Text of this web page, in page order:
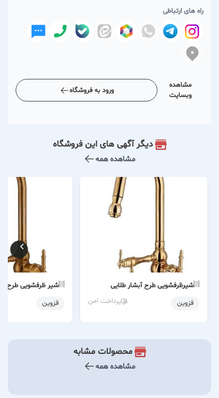
راه های ارتباطی
مشاهده
وبسایت
ورود به فروشگاه
دیگر آگهی های این فروشگاه
مشاهده همه
شیرظرفشویی طرح آبشار طلایی
قزوین
پرداخت امن
شیر ظرفشویی طرح
قزوین
محصولات مشابه
مشاهده همه